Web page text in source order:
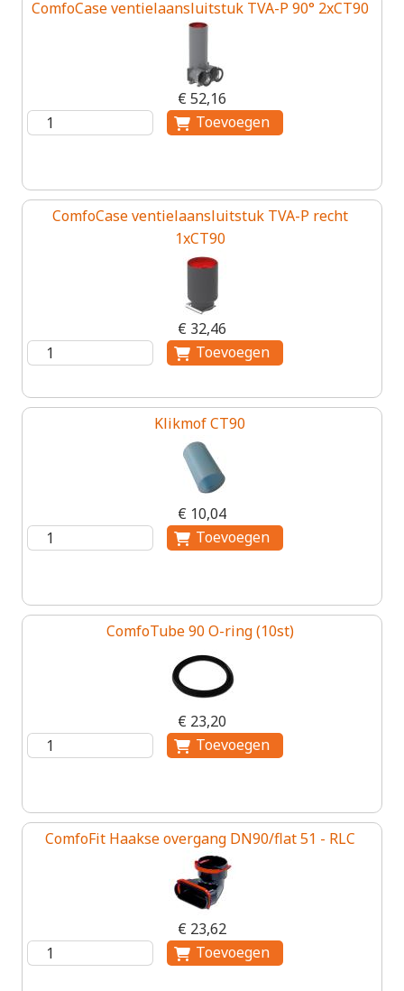
ComfoCase ventielaansluitstuk TVA-P 90° 2xCT90
€ 52,16
ComfoCase ventielaansluitstuk TVA-P recht
1xCT90
€ 32,46
Klikmof CT90
€ 10,04
ComfoTube 90 O-ring (10st)
€ 23,20
ComfoFit Haakse overgang DN90/flat 51 - RLC
€ 23,62